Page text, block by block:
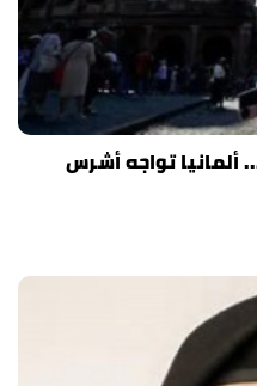
ألمانيا تواجه أشرس